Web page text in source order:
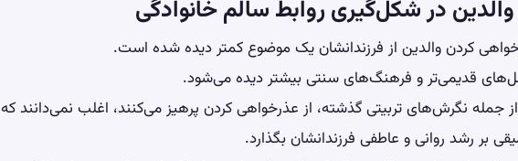
در شکل‌گیری روابط سالم خانوادگی
کردن والدین از فرزندانشان یک موضوع کمتر دیده شده است.
قدیمی‌تر و فرهنگ‌های سنتی بیشتر دیده می‌شود.
جمله نگرش‌های تربیتی گذشته، از عذرخواهی کردن پرهیز می‌کنند، اغلب نمی‌دانند که
بر رشد روانی و عاطفی فرزندانشان بگذارد.